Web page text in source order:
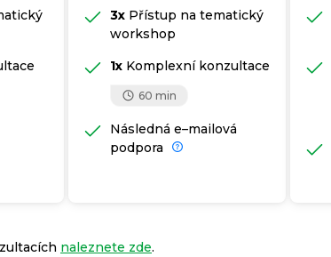
3x Přístup na tematický
workshop
1x Komplexní konzultace
60 min
Následná e–mailová
podpora
naleznete zde.